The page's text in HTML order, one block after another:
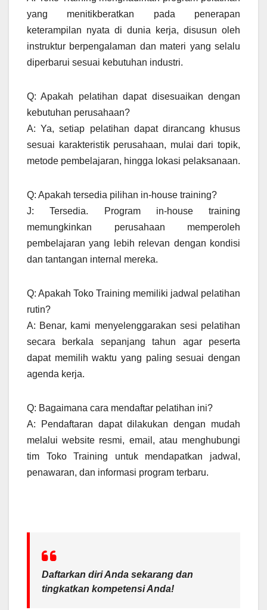
yang menitikberatkan pada penerapan
keterampilan nyata di dunia kerja, disusun oleh
instruktur berpengalaman dan materi yang selalu
diperbarui sesuai kebutuhan industri.
Q: Apakah pelatihan dapat disesuaikan dengan
kebutuhan perusahaan?
A: Ya, setiap pelatihan dapat dirancang khusus
sesuai karakteristik perusahaan, mulai dari topik,
metode pembelajaran, hingga lokasi pelaksanaan.
Q: Apakah tersedia pilihan in-house training?
J: Tersedia. Program in-house training
memungkinkan perusahaan memperoleh
pembelajaran yang lebih relevan dengan kondisi
dan tantangan internal mereka.
Q: Apakah Toko Training memiliki jadwal pelatihan
rutin?
A: Benar, kami menyelenggarakan sesi pelatihan
secara berkala sepanjang tahun agar peserta
dapat memilih waktu yang paling sesuai dengan
agenda kerja.
Q: Bagaimana cara mendaftar pelatihan ini?
A: Pendaftaran dapat dilakukan dengan mudah
melalui website resmi, email, atau menghubungi
tim Toko Training untuk mendapatkan jadwal,
penawaran, dan informasi program terbaru.
Daftarkan diri Anda sekarang dan
tingkatkan kompetensi Anda!